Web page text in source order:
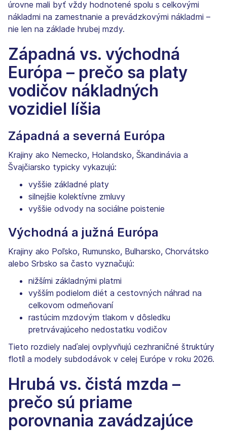
úrovne mali byť vždy hodnotené spolu s celkovými
nákladmi na zamestnanie a prevádzkovými nákladmi –
nie len na základe hrubej mzdy.
Západná vs. východná
Európa – prečo sa platy
vodičov nákladných
vozidiel líšia
Západná a severná Európa
Krajiny ako Nemecko, Holandsko, Škandinávia a
Švajčiarsko typicky vykazujú:
vyššie základné platy
silnejšie kolektívne zmluvy
vyššie odvody na sociálne poistenie
Východná a južná Európa
Krajiny ako Poľsko, Rumunsko, Bulharsko, Chorvátsko
alebo Srbsko sa často vyznačujú:
nižšími základnými platmi
vyšším podielom diét a cestovných náhrad na
celkovom odmeňovaní
rastúcim mzdovým tlakom v dôsledku
pretrvávajúceho nedostatku vodičov
Tieto rozdiely naďalej ovplyvňujú cezhraničné štruktúry
flotíl a modely subdodávok v celej Európe v roku 2026.
Hrubá vs. čistá mzda –
prečo sú priame
porovnania zavádzajúce